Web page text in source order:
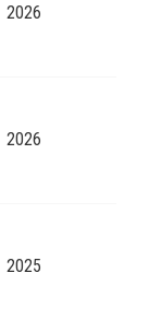
2026
2026
2025